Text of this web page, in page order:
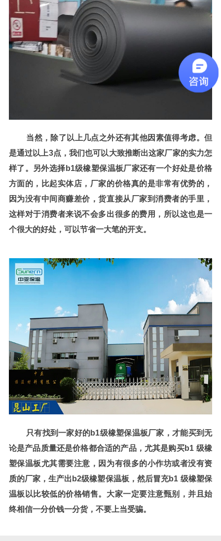
当然，除了以上几点之外还有其他因素值得考虑。但
是通过以上3点，我们也可以大致推断出这家厂家的实力怎
样了。另外选择 b1级橡塑保温板厂家还有一个好处是价格
方面的，比起实体店，厂家的价格真的是非常有优势的，
因为没有中间商赚差价，货直接从厂家到消费者的手里，
这样对于消费者来说不会多出很多的费用，所以这也是一
个很大的好处，可以节省一大笔的开支。
只有找到一家好的b1级橡塑保温板厂家，才能买到无
论是产品质量还是价格都合适的产品，尤其是购买b1 级橡
塑保温板尤其需要注意，因为有很多的小作坊或者没有资
质的厂家，生产出 b2级橡塑保温板，然后冒充b1 级橡塑保
温板以比较低的价格销售。大家一定要注意甄别，并且始
终相信一分价钱一分货，不要上当受骗。